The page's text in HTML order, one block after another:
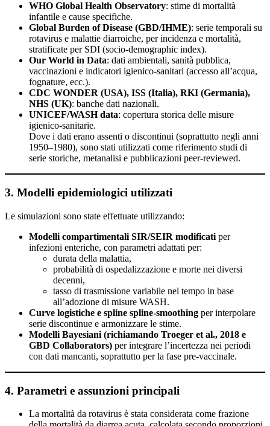
WHO Global Health Observatory: stime di mortalità
infantile e cause specifiche.
Global Burden of Disease (GBD/IHME): serie temporali su
rotavirus e malattie diarroiche, per incidenza e mortalità,
stratificate per SDI (socio-demographic index).
Our World in Data: dati ambientali, sanità pubblica,
vaccinazioni e indicatori igienico-sanitari (accesso all’acqua,
fognature, ecc.).
CDC WONDER (USA), ISS (Italia), RKI (Germania),
NHS (UK): banche dati nazionali.
UNICEF/WASH data: copertura storica delle misure
igienico-sanitarie.
Dove i dati erano assenti o discontinui (soprattutto negli anni
1950–1980), sono stati utilizzati come riferimento studi di
serie storiche, metanalisi e pubblicazioni peer-reviewed.
3. Modelli epidemiologici utilizzati
Le simulazioni sono state effettuate utilizzando:
Modelli compartimentali SIR/SEIR modificati per
infezioni enteriche, con parametri adattati per:
durata della malattia,
probabilità di ospedalizzazione e morte nei diversi
decenni,
tasso di trasmissione variabile nel tempo in base
all’adozione di misure WASH.
Curve logistiche e spline spline-smoothing per interpolare
serie discontinue e armonizzare le stime.
Modelli Bayesiani (richiamando Troeger et al., 2018 e
GBD Collaborators) per integrare l’incertezza nei periodi
con dati mancanti, soprattutto per la fase pre-vaccinale.
4. Parametri e assunzioni principali
La mortalità da rotavirus è stata considerata come frazione